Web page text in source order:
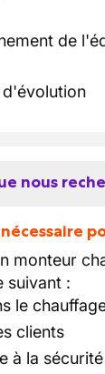
de
d'évolution
nous
monteur
suivant :
le
clients
à la sécurité